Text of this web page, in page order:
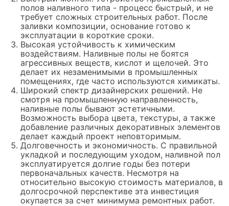
полов наливного типа - процесс быстрый, и не
требует сложных строительных работ. После
заливки композиции, основание готово к
эксплуатации в короткие сроки.
Высокая устойчивость к химическим
воздействиям. Наливные полы не боятся
агрессивных веществ, кислот и щелочей. Это
делает их незаменимыми в промышленных
помещениях, где часто используются химикаты.
Широкий спектр дизайнерских решений. Не
смотря на промышленную направленность,
наливные полы бывают эстетичными.
Возможность выбора цвета, текстуры, а также
добавление различных декоративных элементов
делает каждый проект неповторимым.
Долговечность и экономичность. С правильной
укладкой и последующим уходом, наливной пол
эксплуатируется долгие годы без потери
первоначальных качеств. Несмотря на
относительно высокую стоимость материалов, в
долгосрочной перспективе эта инвестиция
окупается за счет минимума ремонтных работ.